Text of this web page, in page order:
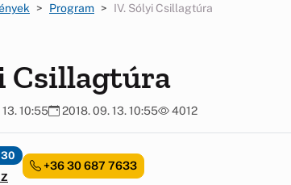
Program IV. Sólyi Csillagtúra
Csillagtúra
10:55 2018. 09. 13. 10:55 4012
+36 30 687 7633